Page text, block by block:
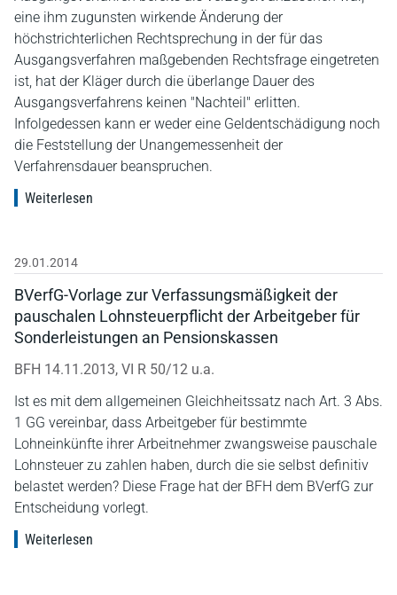
eine ihm zugunsten wirkende Änderung der
höchstrichterlichen Rechtsprechung in der für das
Ausgangsverfahren maßgebenden Rechtsfrage eingetreten
ist, hat der Kläger durch die überlange Dauer des
Ausgangsverfahrens keinen "Nachteil" erlitten.
Infolgedessen kann er weder eine Geldentschädigung noch
die Feststellung der Unangemessenheit der
Verfahrensdauer beanspruchen.
Weiterlesen
29.01.2014
BVerfG-Vorlage zur Verfassungsmäßigkeit der
pauschalen Lohnsteuerpflicht der Arbeitgeber für
Sonderleistungen an Pensionskassen
BFH 14.11.2013, VI R 50/12 u.a.
Ist es mit dem allgemeinen Gleichheitssatz nach Art. 3 Abs.
1 GG vereinbar, dass Arbeitgeber für bestimmte
Lohneinkünfte ihrer Arbeitnehmer zwangsweise pauschale
Lohnsteuer zu zahlen haben, durch die sie selbst definitiv
belastet werden? Diese Frage hat der BFH dem BVerfG zur
Entscheidung vorlegt.
Weiterlesen